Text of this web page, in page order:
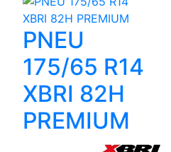
PNEU
175/65 R14
XBRI 82H
PREMIUM